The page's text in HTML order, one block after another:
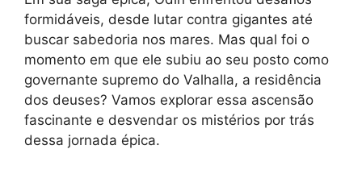
formidáveis, desde lutar contra gigantes até
buscar sabedoria nos mares. Mas qual foi o
momento em que ele subiu ao seu posto como
governante supremo do Valhalla, a residência
dos deuses? Vamos explorar essa ascensão
fascinante e desvendar os mistérios por trás
dessa jornada épica.